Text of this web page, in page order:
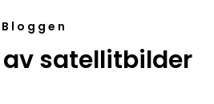
Bloggen
satellitbilder